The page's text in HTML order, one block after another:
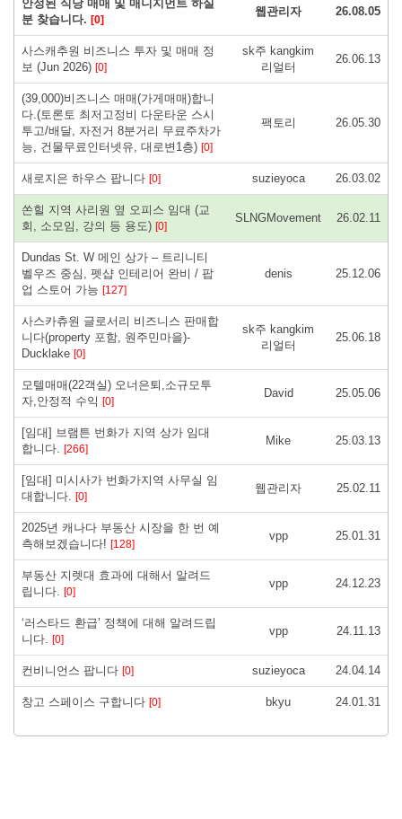
안정된 식당 매매 및 매니지먼트 하실
분 찾습니다. [0]
웹관리자 26.08.05
사스캐추원 비즈니스 투자 및 매매 정
보 (Jun 2026) [0]
sk주 kangkim
리얼터
26.06.13
(39,000)비즈니스 매매(가게매매)합니
다.(토론토 최저고정비 다운타운 스시
투고/배달, 자전거 8분거리 무료주차가
능, 건물무료인터넷유, 대로변1층) [0]
팩토리 26.05.30
새로지은 하우스 팝니다 [0] suzieyoca 26.03.02
쏜힐 지역 사리원 옆 오피스 임대 (교
회, 소모임, 강의 등 용도) [0]
SLNGMovement 26.02.11
Dundas St. W 메인 상가 – 트리니티
벨우즈 중심, 펫샵 인테리어 완비 / 팝
업 스토어 가능 [127]
denis 25.12.06
사스카츄원 글로서리 비즈니스 판매합
니다(property 포함, 원주민마을)-
Ducklake [0]
sk주 kangkim
리얼터
25.06.18
모텔매매(22객실) 오너은퇴,소규모투
자,안정적 수익 [0]
David 25.05.06
[임대] 브램튼 번화가 지역 상가 임대
합니다. [266]
Mike 25.03.13
[임대] 미시사가 번화가지역 사무실 임
대합니다. [0]
웹관리자 25.02.11
2025년 캐나다 부동산 시장을 한 번 예
측해보겠습니다! [128]
vpp 25.01.31
부동산 지렛대 효과에 대해서 알려드
립니다. [0]
vpp 24.12.23
‘러스타드 환급’ 정책에 대해 알려드립
니다. [0]
vpp 24.11.13
컨비니언스 팝니다 [0] suzieyoca 24.04.14
창고 스페이스 구합니다 [0] bkyu 24.01.31